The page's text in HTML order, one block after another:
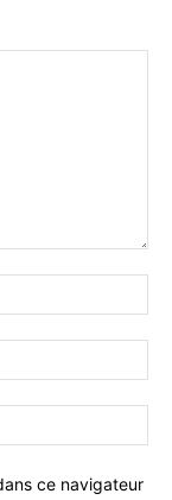
ce navigateur